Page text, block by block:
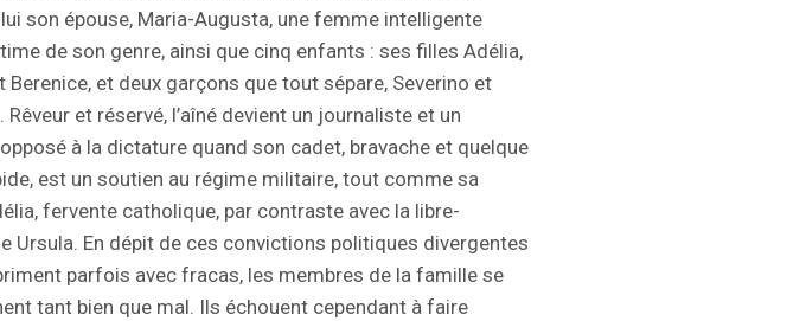
son épouse, Maria-Augusta, une femme intelligente
de son genre, ainsi que cinq enfants : ses filles Adélia,
Berenice, et deux garçons que tout sépare, Severino et
Rêveur et réservé, l’aîné devient un journaliste et un
à la dictature quand son cadet, bravache et quelque
est un soutien au régime militaire, tout comme sa
fervente catholique, par contraste avec la libre-
Ursula. En dépit de ces convictions politiques divergentes
parfois avec fracas, les membres de la famille se
tant bien que mal. Ils échouent cependant à faire